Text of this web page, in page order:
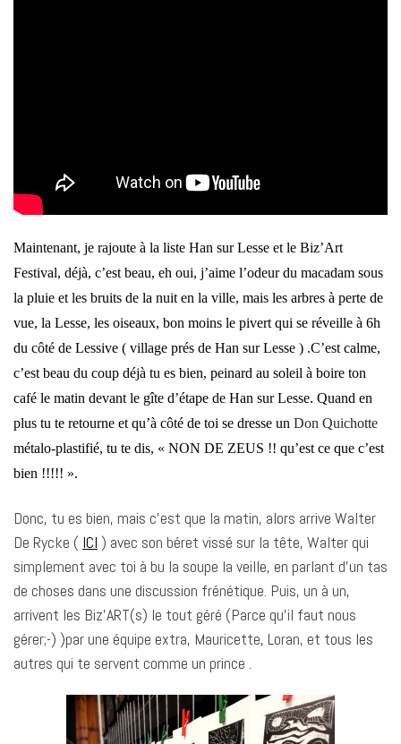
Maintenant, je rajoute à la liste Han sur Lesse et le Biz’Art
Festival, déjà, c’est beau, eh oui, j’aime l’odeur du macadam sous
la pluie et les bruits de la nuit en la ville, mais les arbres à perte de
vue, la Lesse, les oiseaux, bon moins le pivert qui se réveille à 6h
du côté de Lessive ( village prés de Han sur Lesse ) .C’est calme,
c’est beau du coup déjà tu es bien, peinard au soleil à boire ton
café le matin devant le gîte d’étape de Han sur Lesse. Quand en
plus tu te retourne et qu’à côté de toi se dresse un Don Quichotte
métalo-plastifié, tu te dis, « NON DE ZEUS !! qu’est ce que c’est
bien !!!!! ».
Donc, tu es bien, mais c’est que la matin, alors arrive Walter
De Rycke ( ICI ) avec son béret vissé sur la tête, Walter qui
simplement avec toi à bu la soupe la veille, en parlant d’un tas
de choses dans une discussion frénétique. Puis, un à un,
arrivent les Biz’ART(s) le tout géré (Parce qu’il faut nous
gérer;-) )par une équipe extra, Mauricette, Loran, et tous les
autres qui te servent comme un prince .